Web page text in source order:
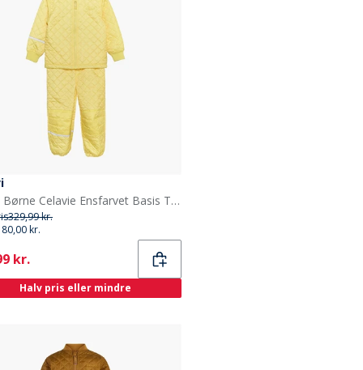
Celavi Børne Celavie Ensfarvet Basis Termosæt Sundress
329,99 kr.
kr.
kr.
Halv pris eller mindre